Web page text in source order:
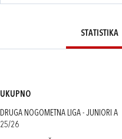
STATISTIKA
UKUPNO
DRUGA NOGOMETNA LIGA - JUNIORI A
25/26